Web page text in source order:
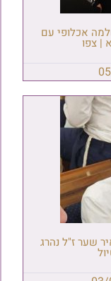
אכלופי עם
| צפו
שער ז"ל נהרג